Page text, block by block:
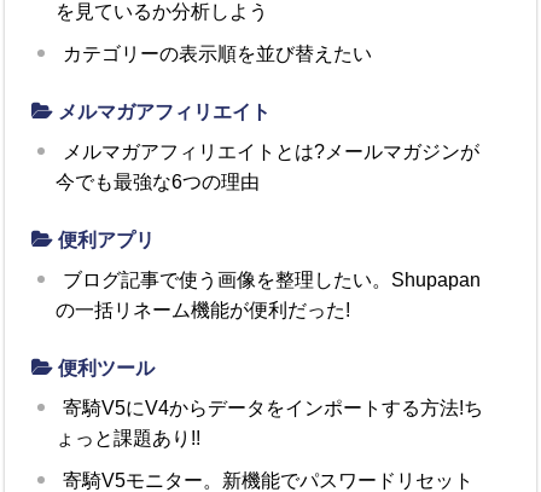
を見ているか分析しよう
カテゴリーの表示順を並び替えたい
メルマガアフィリエイト
メルマガアフィリエイトとは?メールマガジンが
今でも最強な6つの理由
便利アプリ
ブログ記事で使う画像を整理したい。Shupapan
の一括リネーム機能が便利だった!
便利ツール
寄騎V5にV4からデータをインポートする方法!ち
ょっと課題あり!!
寄騎V5モニター。新機能でパスワードリセット